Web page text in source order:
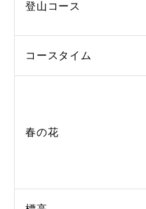
登山コース
コースタイム
春の花